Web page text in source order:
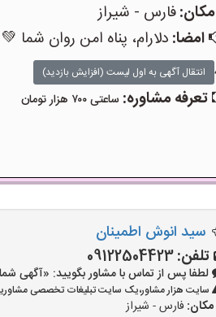
مکان:فارس - شیراز
امضا: دلارام، پناه امن روان شما 💚
انتقال آگهی به اول لیست (افزایش بازدید)
تعرفه مشاوره:ساعتی ۷۰۰ هزار تومان
سید انوش اطمینان
تلفن:09122504423
لطفا پس از تماس با مشاور بگویید: «آگهی شما را در
سایت هزار مشاور،یک سایت تبلیغات تخصصی
مکان: فارس - شیراز